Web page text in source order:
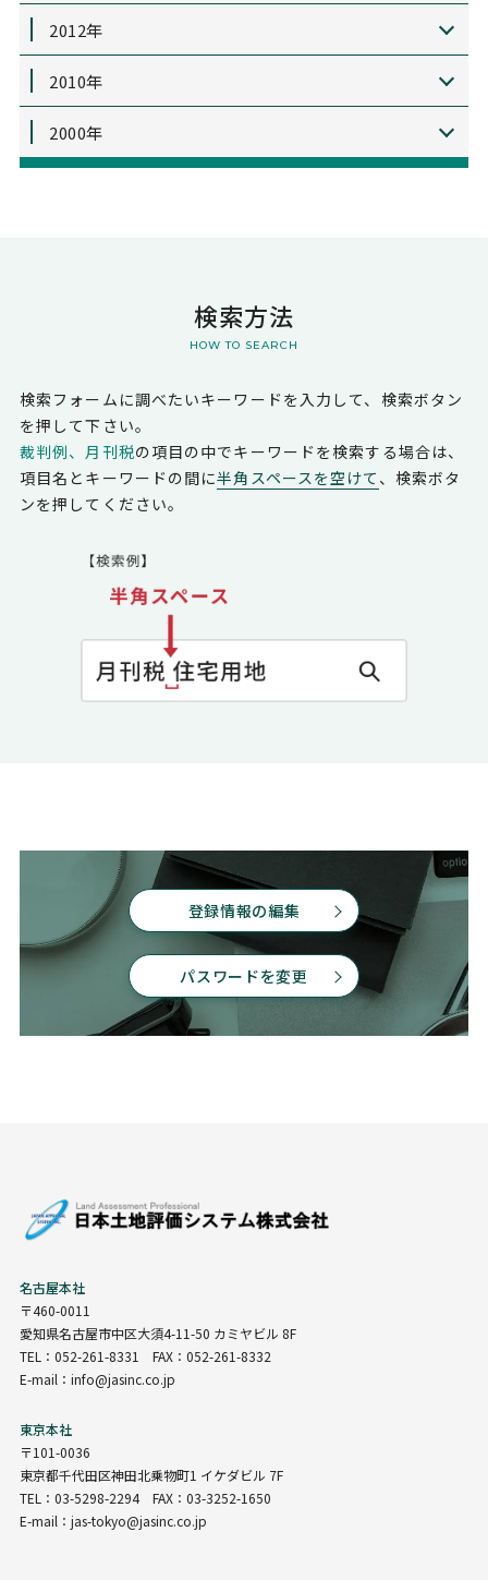
2012年
2010年
2000年
検索方法
HOW TO SEARCH
検索フォームに調べたいキーワードを入力して、検索ボタン
を押して下さい。
裁判例、月刊税の項目の中でキーワードを検索する場合は、
項目名とキーワードの間に半角スペースを空けて 、検索ボタ
ンを押してください。
登録情報の編集
パスワードを変更
名古屋本社
〒460-0011
愛知県名古屋市中区大須4-11-50 カミヤビル 8F
TEL：052-261-8331 FAX：052-261-8332
E-mail：info@jasinc.co.jp
東京本社
〒101-0036
東京都千代田区神田北乗物町1 イケダビル 7F
TEL：03-5298-2294 FAX：03-3252-1650
E-mail：jas-tokyo@jasinc.co.jp